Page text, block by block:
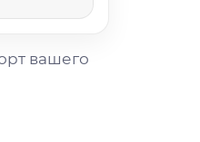
вашего